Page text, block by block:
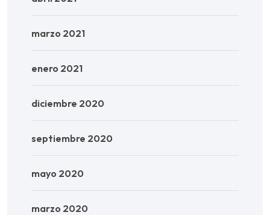
marzo 2021
enero 2021
diciembre 2020
septiembre 2020
mayo 2020
marzo 2020